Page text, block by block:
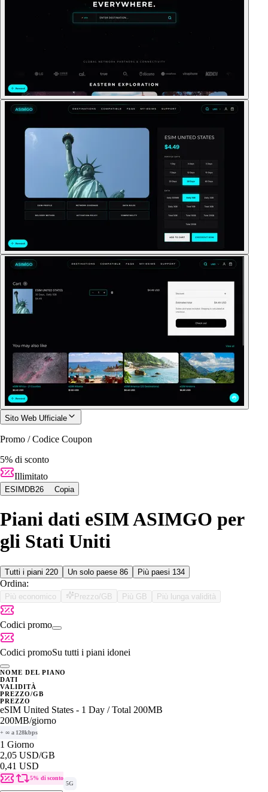
Sito Web Ufficiale
Promo / Codice Coupon
5% di sconto
Illimitato
ESIMDB26 Copia
Piani dati eSIM ASIMGO per
gli Stati Uniti
Tutti i piani 220 Un solo paese 86 Più paesi 134
Ordina:
Più economico Prezzo/GB Più GB Più lunga validità
Codici promo
Codici promoSu tutti i piani idonei
NOME DEL PIANO
DATI
VALIDITÀ
PREZZO/GB
PREZZO
eSIM United States - 1 Day / Total 200MB
200MB/giorno
+ ∞ a 128kbps
1 Giorno
2,05 USD/GB
0,41 USD
5% di sconto
5G